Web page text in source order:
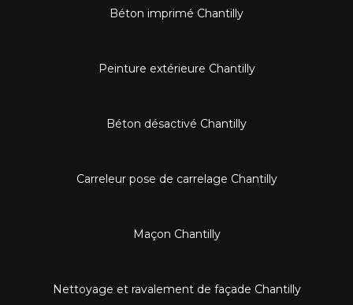
Béton imprimé Chantilly
Peinture extérieure Chantilly
Béton désactivé Chantilly
Carreleur pose de carrelage Chantilly
Maçon Chantilly
Nettoyage et ravalement de façade Chantilly